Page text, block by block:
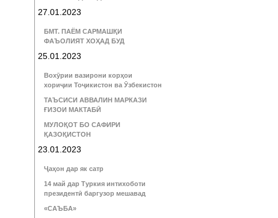
27.01.2023
БМТ. ПАЁМ САРМАШҚИ
ФАЪОЛИЯТ ХОҲАД БУД
25.01.2023
Вохӯрии вазирони корҳои
хориҷии Тоҷикистон ва Ӯзбекистон
ТАЪСИСИ АВВАЛИН МАРКАЗИ
ҒИЗОИ МАКТАБӢ
МУЛОҚОТ БО САФИРИ
ҚАЗОҚИСТОН
23.01.2023
Ҷаҳон дар як сатр
14 май дар Туркия интихоботи
президентӣ баргузор мешавад
«САЪБА»